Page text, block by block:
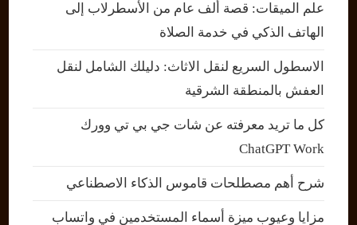
علم الميقات: قصة ألف عام من الأسطرلاب إلى
الهاتف الذكي في خدمة الصلاة
الاسطول السريع لنقل الاثاث: دليلك الشامل لنقل
العفش بالمنطقة الشرقية
كل ما تريد معرفته عن شات جي بي تي وورك
ChatGPT Work
شرح أهم مصطلحات قاموس الذكاء الاصطناعي
مزايا وعيوب ميزة أسماء المستخدمين في واتساب